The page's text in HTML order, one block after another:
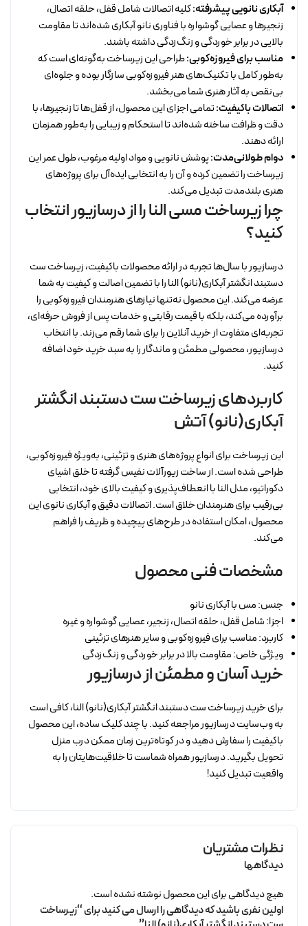
آبکاری نانویی پیشرفته:کلیه اتصالات شامل قفل، حلقه اتصال،
زنجیرها و عصایی گوشواره با فناوری نانو آبکاری شده‌اند تا مقاومت
بالایی در برابر خوردگی و زنگ‌زدگی داشته باشند.
مناسب برای فیروزه‌کوبی:طراحی این زیرساخت به‌گونه‌ای است که
به‌طور کامل با تکنیک‌های هنر فیروزه‌کوبی سازگار بوده و جلوه‌ای
بی‌نقص به آثار هنری شما می‌بخشد.
اتصالات باکیفیت:تمامی اجزای این محصول، از قفل‌ها تا زنجیرها، با
دقت و ظرافت ساخته شده‌اند تا استحکام و زیبایی را به‌طور همزمان
ارائه دهند.
دوام طولانی‌مدت:پوشش نانویی و مواد اولیه مرغوب، طول عمر این
زیرساخت را تضمین کرده و آن را به انتخابی ایده‌آل برای پروژه‌های
هنری بلندمدت تبدیل می‌کند.
چرا زیرساخت مسی النا را از درسازیور انتخاب
کنید؟
درسازیور با سال‌ها تجربه در ارائه محصولات باکیفیت، زیرساخت ست
دستبند انگشتر آبکاری(نانو) النا را با تضمین اصالت و کیفیت به شما
عرضه می‌کند. این محصول نه‌تنها نیازهای هنرمندان فیروزه‌کوبی را
برآورده می‌کند، بلکه با قیمت رقابتی و خدمات پس از فروش حرفه‌ای،
تجربه‌ای متفاوت از خرید آنلاین را برای شما رقم می‌زند. با انتخاب
درسازیور، محصولی مطمئن و ماندگار را به سبد خرید خود اضافه
کنید.
کاربردهای زیرساخت ست دستبند انگشتر
آبکاری(نانو) آتش
این زیرساخت برای انواع پروژه‌های هنری و تزئینی، به‌ویژه فیروزه‌کوبی،
طراحی شده است. از ساخت زیورآلات نفیس گرفته تا خلق اشیای
دکوراتیو، مدل النا با انعطاف‌پذیری و کیفیت بالای خود، انتخابی
بی‌رقیب برای هنرمندان خلاق است. اتصالات دقیق و آبکاری نانوی این
محصول، امکان استفاده در طرح‌های پیچیده و ظریف را فراهم
می‌کند.
مشخصات فنی محصول
جنس: مس با آبکاری نانو
اجزا: شامل قفل، حلقه اتصال، زنجیر، عصایی گوشواره و غیره
کاربرد: مناسب برای فیروزه‌کوبی و سایر هنرهای تزئینی
ویژگی خاص: مقاومت بالا در برابر خوردگی و زنگ‌زدگی
خرید آسان و مطمئن از درسازیور
برای خرید زیرساخت ست دستبند انگشتر آبکاری(نانو) النا، کافی است
به وب‌سایت درسازیور مراجعه کنید. با چند کلیک ساده، این محصول
باکیفیت را سفارش دهید و در کوتاه‌ترین زمان ممکن درب منزل
تحویل بگیرید. درسازیور همراه شماست تا خلاقیت‌هایتان را به
واقعیت تبدیل کنید!
نظرات مشتریان
دیدگاهها
هیچ دیدگاهی برای این محصول نوشته نشده است.
اولین نفری باشید که دیدگاهی را ارسال می کنید برای “زیرساخت